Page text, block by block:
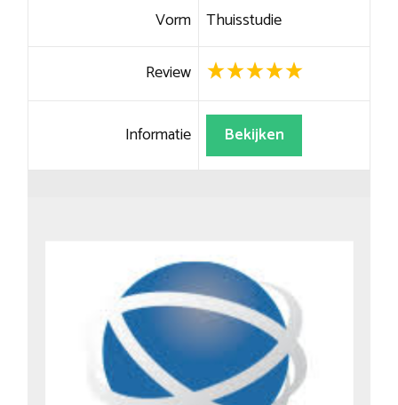
Vorm Thuisstudie
Review
Informatie Bekijken